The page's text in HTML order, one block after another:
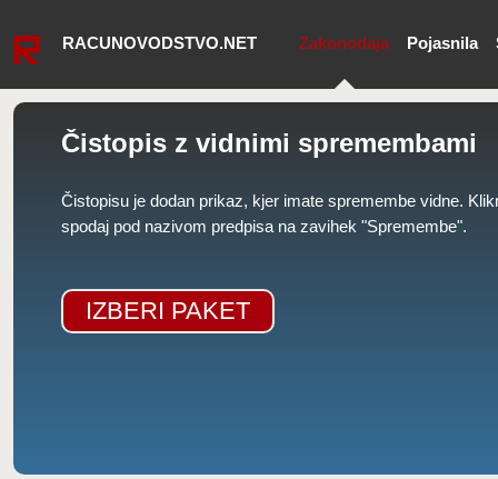
RACUNOVODSTVO.NET Zakonodaja Pojasnila
Čistopis z vidnimi spremembami
Čistopisu je dodan prikaz, kjer imate spremembe vidne.
spodaj pod nazivom predpisa na zavihek "Spremembe".
IZBERI PAKET